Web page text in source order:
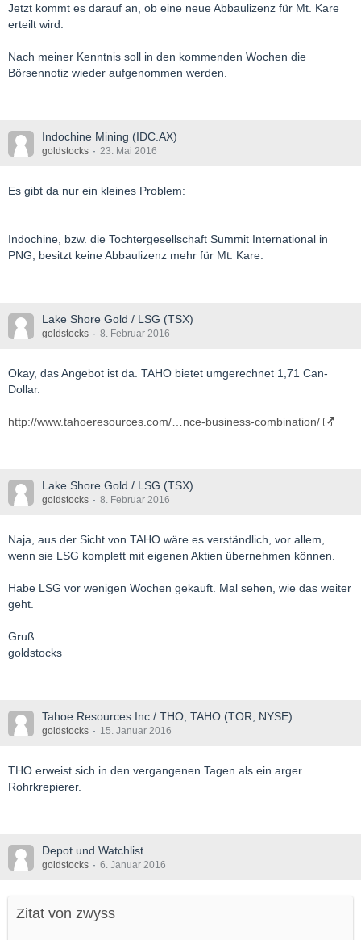
Jetzt kommt es darauf an, ob eine neue Abbaulizenz für Mt. Kare
erteilt wird.
Nach meiner Kenntnis soll in den kommenden Wochen die
Börsennotiz wieder aufgenommen werden.
Indochine Mining (IDC.AX)
goldstocks 23. Mai 2016
Es gibt da nur ein kleines Problem:
Indochine, bzw. die Tochtergesellschaft Summit International in
PNG, besitzt keine Abbaulizenz mehr für Mt. Kare.
Lake Shore Gold / LSG (TSX)
goldstocks 8. Februar 2016
Okay, das Angebot ist da. TAHO bietet umgerechnet 1,71 Can-
Dollar.
http://www.tahoeresources.com/…nce-business-combination/
Lake Shore Gold / LSG (TSX)
goldstocks 8. Februar 2016
Naja, aus der Sicht von TAHO wäre es verständlich, vor allem,
wenn sie LSG komplett mit eigenen Aktien übernehmen können.
Habe LSG vor wenigen Wochen gekauft. Mal sehen, wie das weiter
geht.
Gruß
goldstocks
Tahoe Resources Inc./ THO, TAHO (TOR, NYSE)
goldstocks 15. Januar 2016
THO erweist sich in den vergangenen Tagen als ein arger
Rohrkrepierer.
Depot und Watchlist
goldstocks 6. Januar 2016
Zitat von zwyss